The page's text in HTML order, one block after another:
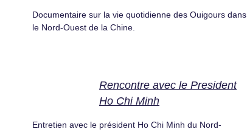
Documentaire sur la vie quotidienne des Ouigours dans
le Nord-Ouest de la Chine.
Rencontre avec le President
Ho Chi Minh
Entretien avec le président Ho Chi Minh du Nord-